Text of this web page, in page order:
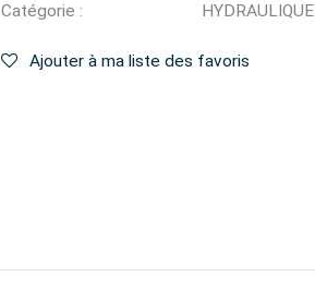
Catégorie :
HYDRAULIQUE
Ajouter à ma liste des favoris